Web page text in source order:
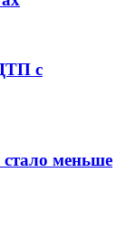
с
стало меньше